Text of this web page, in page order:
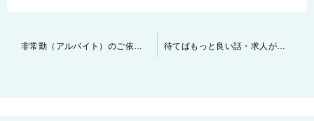
非常勤（アルバイト）のご依頼について 待てばもっと良い話・求人が出て来る！？